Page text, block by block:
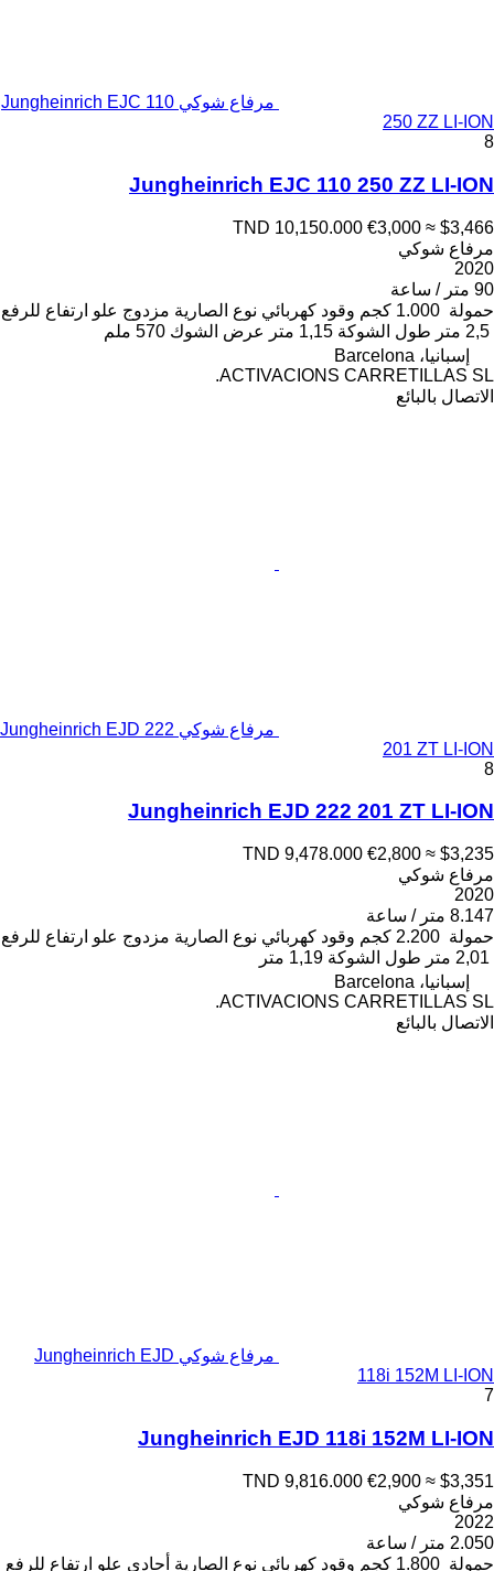
مرفاع شوكي Jungheinrich EJC 110
250 ZZ LI-ION
8
Jungheinrich EJC 110 250 ZZ LI-ION
TND 10,150.000 €3,000 ≈ $3,466
مرفاع شوكي
2020
90 متر / ساعة
حمولة 1.000 كجم وقود كهربائي نوع الصارية مزدوج علو ارتفاع للرفع
2,5 متر
طول الشوكة 1,15 متر عرض الشوك 570 ملم
إسبانيا، Barcelona
ACTIVACIONS CARRETILLAS SL.
الاتصال بالبائع
مرفاع شوكي Jungheinrich EJD 222
201 ZT LI-ION
8
Jungheinrich EJD 222 201 ZT LI-ION
TND 9,478.000 €2,800 ≈ $3,235
مرفاع شوكي
2020
8.147 متر / ساعة
حمولة 2.200 كجم وقود كهربائي نوع الصارية مزدوج علو ارتفاع للرفع
2,01 متر
طول الشوكة 1,19 متر
إسبانيا، Barcelona
ACTIVACIONS CARRETILLAS SL.
الاتصال بالبائع
مرفاع شوكي Jungheinrich EJD
118i 152M LI-ION
7
Jungheinrich EJD 118i 152M LI-ION
TND 9,816.000 €2,900 ≈ $3,351
مرفاع شوكي
2022
2.050 متر / ساعة
حمولة 1.800 كجم وقود كهربائي نوع الصارية أحادي علو ارتفاع للرفع